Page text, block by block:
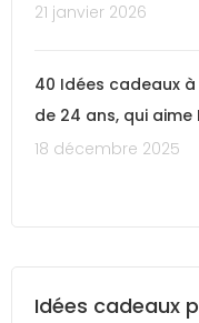
21 janvier 2026
40 Idées cadeaux
de 24 ans, qui aime
18 décembre 2025
Idées cadeaux